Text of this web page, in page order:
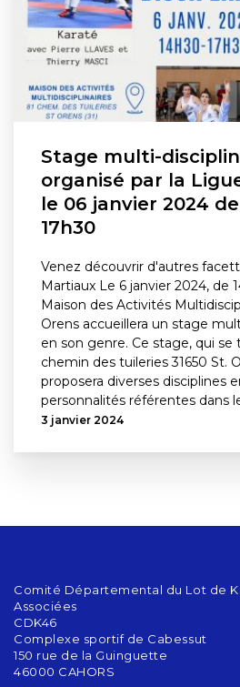
Stage multi-
organisé par la
le 06 janvier 2024
17h30
Venez découvrir d'autres
Martiaux Le 6 janvier 2024, de
Maison des Activités
Orens accueillera un stage
en son genre. Ce stage, qui se
chemin des tuileries 31650 St.
proposera diverses disciplines
personnalités référentes dans
3 janvier 2024
Comité Départemental du Lot de
Associées
CDK46
Complexe sportif de Cabessut
150 rue de la Guinguette
46000 CAHORS